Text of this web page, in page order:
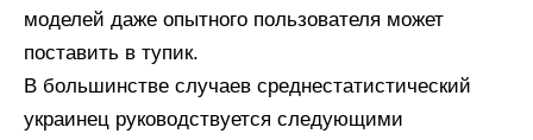
моделей даже опытного пользователя может
поставить в тупик.
В большинстве случаев среднестатистический
украинец руководствуется следующими